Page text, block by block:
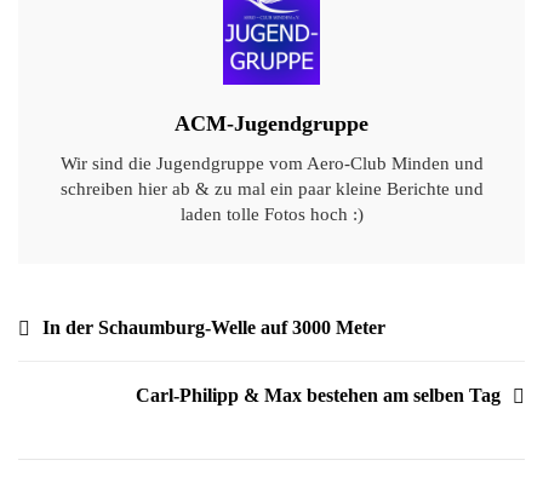
ACM-Jugendgruppe
Wir sind die Jugendgruppe vom Aero-Club Minden und
schreiben hier ab & zu mal ein paar kleine Berichte und
laden tolle Fotos hoch :)
Beitragsnavigation
In der Schaumburg-Welle auf 3000 Meter
Carl-Philipp & Max bestehen am selben Tag